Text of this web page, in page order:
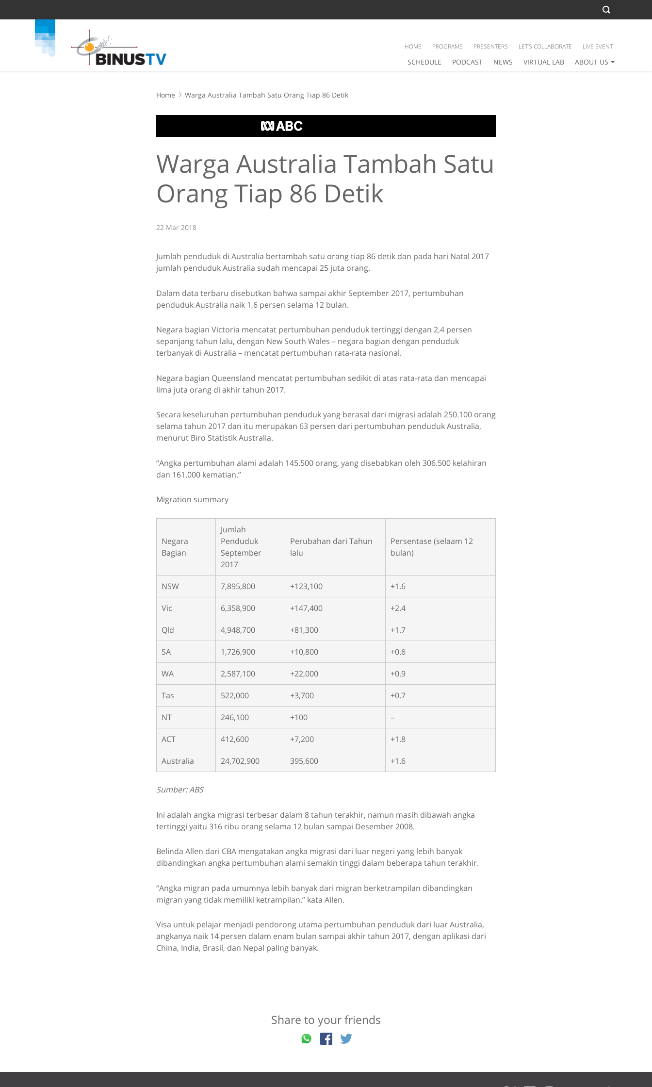
SCHEDULE PODCAST NEWS VIRTUAL LAB ABOUT US
HOME PROGRAMS PRESENTERS LET’S COLLABORATE LIVE EVENT
Home Warga Australia Tambah Satu Orang Tiap 86 Detik
Warga Australia Tambah Satu
Orang Tiap 86 Detik
22 Mar 2018
Jumlah penduduk di Australia bertambah satu orang tiap 86 detik dan pada hari Natal 2017
jumlah penduduk Australia sudah mencapai 25 juta orang.
Dalam data terbaru disebutkan bahwa sampai akhir September 2017, pertumbuhan
penduduk Australia naik 1,6 persen selama 12 bulan.
Negara bagian Victoria mencatat pertumbuhan penduduk tertinggi dengan 2,4 persen
sepanjang tahun lalu, dengan New South Wales – negara bagian dengan penduduk
terbanyak di Australia – mencatat pertumbuhan rata-rata nasional.
Negara bagian Queensland mencatat pertumbuhan sedikit di atas rata-rata dan mencapai
lima juta orang di akhir tahun 2017.
Secara keseluruhan pertumbuhan penduduk yang berasal dari migrasi adalah 250.100 orang
selama tahun 2017 dan itu merupakan 63 persen dari pertumbuhan penduduk Australia,
menurut Biro Statistik Australia.
“Angka pertumbuhan alami adalah 145.500 orang, yang disebabkan oleh 306.500 kelahiran
dan 161.000 kematian.”
Migration summary
Negara
Bagian
Jumlah
Penduduk
September
2017
Perubahan dari Tahun
lalu
Persentase (selaam 12
bulan)
NSW 7,895,800 +123,100 +1.6
Vic 6,358,900 +147,400 +2.4
Qld 4,948,700 +81,300 +1.7
SA 1,726,900 +10,800 +0.6
WA 2,587,100 +22,000 +0.9
Tas 522,000 +3,700 +0.7
NT 246,100 +100 –
ACT 412,600 +7,200 +1.8
Australia 24,702,900 395,600 +1.6
Sumber: ABS
Ini adalah angka migrasi terbesar dalam 8 tahun terakhir, namun masih dibawah angka
tertinggi yaitu 316 ribu orang selama 12 bulan sampai Desember 2008.
Belinda Allen dari CBA mengatakan angka migrasi dari luar negeri yang lebih banyak
dibandingkan angka pertumbuhan alami semakin tinggi dalam beberapa tahun terakhir.
“Angka migran pada umumnya lebih banyak dari migran berketrampilan dibandingkan
migran yang tidak memiliki ketrampilan.” kata Allen.
Visa untuk pelajar menjadi pendorong utama pertumbuhan penduduk dari luar Australia,
angkanya naik 14 persen dalam enam bulan sampai akhir tahun 2017, dengan aplikasi dari
China, India, Brasil, dan Nepal paling banyak.
Share to your friends